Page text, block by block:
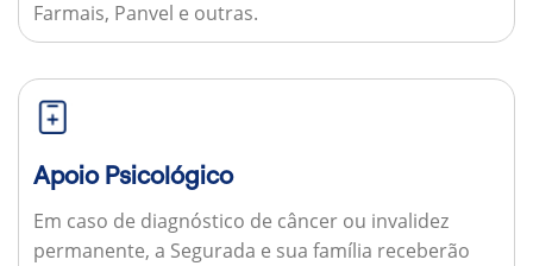
Farmais, Panvel e outras.
Apoio Psicológico
Em caso de diagnóstico de câncer ou invalidez
permanente, a Segurada e sua família receberão